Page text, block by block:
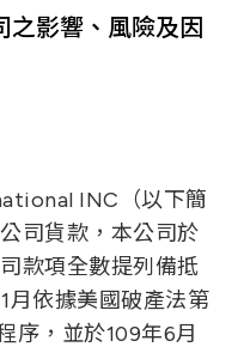
之影響、風險及因
INC（以下簡
司貨款，本公司於
款項全數提列備抵
月依據美國破產法第
序，並於109年6月